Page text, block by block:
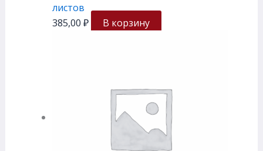
листов
385,00 ₽ В корзину